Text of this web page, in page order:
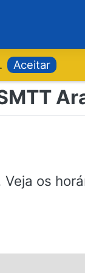
Aceitar
os